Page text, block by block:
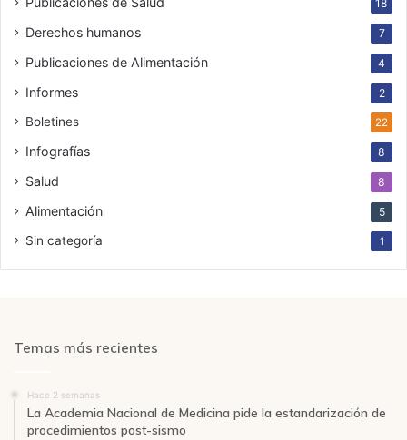
18
Derechos humanos 7
Publicaciones de Alimentación 4
Informes 2
Boletines 22
Infografías 8
Salud 8
Alimentación 5
Sin categoría 1
Temas más recientes
Hace 2 semanas
La Academia Nacional de Medicina pide la estandarización de
procedimientos post-sismo